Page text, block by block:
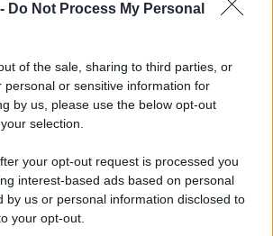
Do Not Process My Personal
of the sale, sharing to third parties, or
personal or sensitive information for
by us, please use the below opt-out
selection.
your opt-out request is processed you
interest-based ads based on personal
by us or personal information disclosed to
your opt-out.
sito di MASTE S.r.l.
n. 21 - 20129 Milano (MI)